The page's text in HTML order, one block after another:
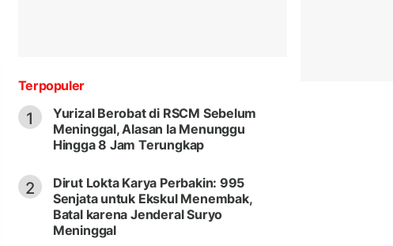
Terpopuler
1
Yurizal Berobat di RSCM Sebelum
Meninggal, Alasan Ia Menunggu
Hingga 8 Jam Terungkap
2
Dirut Lokta Karya Perbakin: 995
Senjata untuk Ekskul Menembak,
Batal karena Jenderal Suryo
Meninggal